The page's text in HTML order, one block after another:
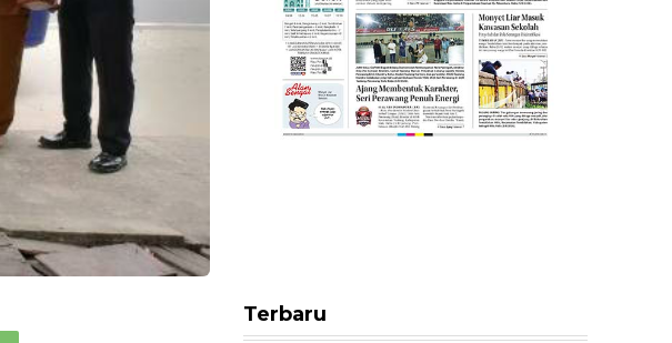
Terbaru